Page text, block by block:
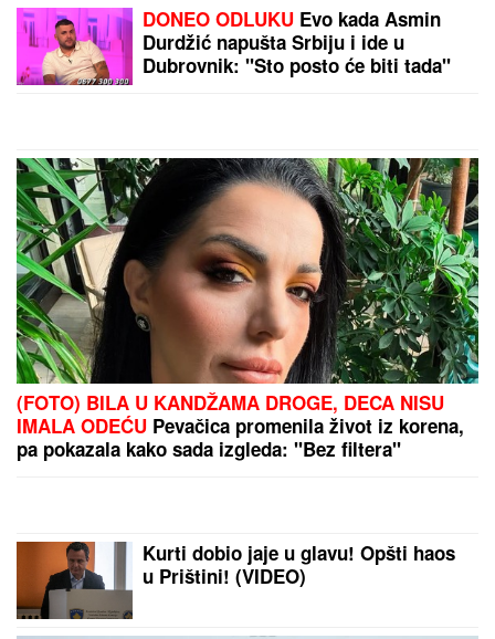
ŠOK U PROGRAMU UŽIVO!
Gledateljka tvrdi da joj je Asmin slao
gole slike, zapretila mu: "Vidimo se
na sudu, iskorišćavaš žene za pare"
VERENICA DRAGANA STANKOVIĆA
POSTALA PREDMET PODSMEHA